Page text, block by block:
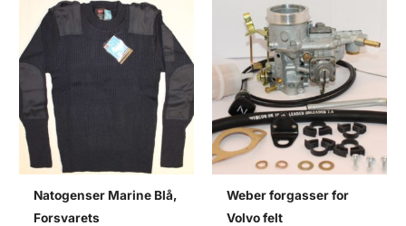
Natogenser Marine Blå,
Forsvarets
Weber forgasser for
Volvo felt